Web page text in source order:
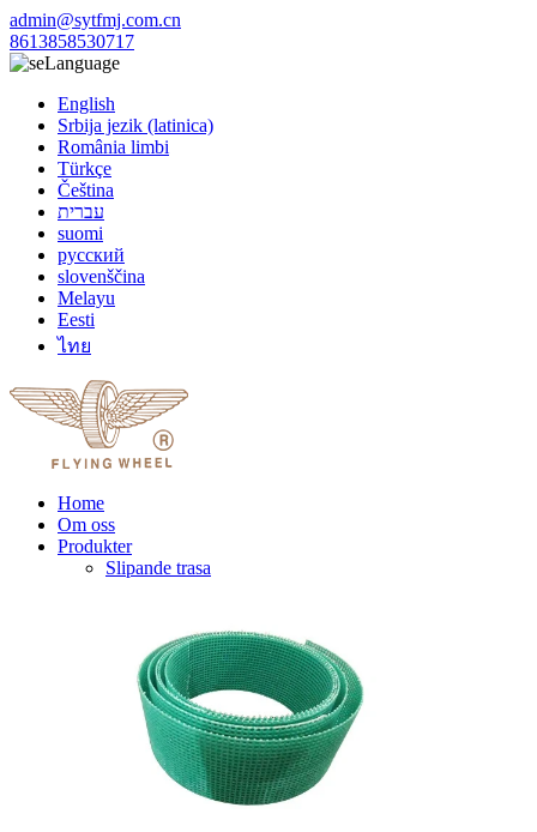
admin@sytfmj.com.cn
8613858530717
Language
English
Srbija jezik (latinica)
România limbi
Türkçe
Čeština
עברית
suomi
русский
slovenščina
Melayu
Eesti
ไทย
Home
Om oss
Produkter
Slipande trasa